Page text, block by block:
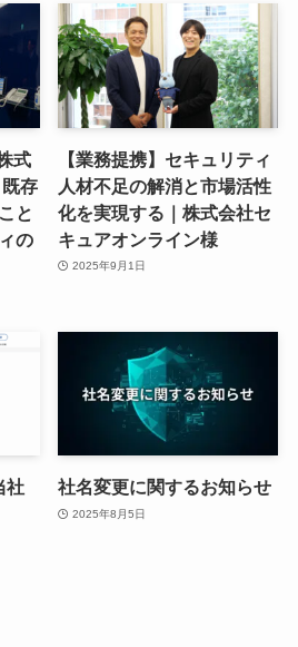
式
存
と
の
【業務提携】セキュリティ
人材不足の解消と市場活性
化を実現する｜株式会社セ
キュアオンライン様
2025年9月1日
社
社名変更に関するお知らせ
2025年8月5日